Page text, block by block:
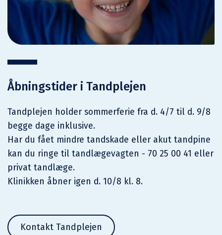
Åbningstider i Tandplejen
Tandplejen holder sommerferie fra d. 4/7 til d. 9/8
begge dage inklusive.
Har du fået mindre tandskade eller akut tandpine
kan du ringe til tandlægevagten - 70 25 00 41 eller
privat tandlæge.
Klinikken åbner igen d. 10/8 kl. 8.
Kontakt Tandplejen